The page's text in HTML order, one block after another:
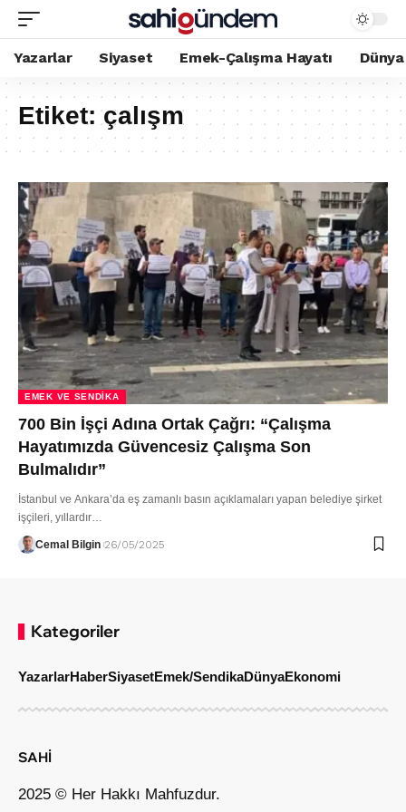
Yazarlar Siyaset Emek-Çalışma Hayatı Dünya
Etiket:çalışm
EMEK VE SENDIKA
700 Bin İşçi Adına Ortak Çağrı: “Çalışma
Hayatımızda Güvencesiz Çalışma Son
Bulmalıdır”
İstanbul ve Ankara’da eş zamanlı basın açıklamaları yapan belediye şirket
işçileri, yıllardır…
Cemal Bilgin 26/05/2025
Kategoriler
YazarlarHaberSiyasetEmek/SendikaDünyaEkonomi
SAHİ
2025 © Her Hakkı Mahfuzdur.